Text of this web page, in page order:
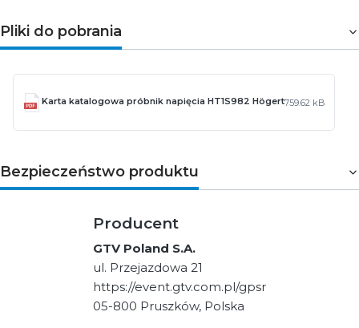
Pliki do pobrania
Karta katalogowa próbnik napięcia HT1S982 Högert759.62 kB
Bezpieczeństwo produktu
Producent
GTV Poland S.A.
ul. Przejazdowa 21
https://event.gtv.com.pl/gpsr
05-800 Pruszków, Polska